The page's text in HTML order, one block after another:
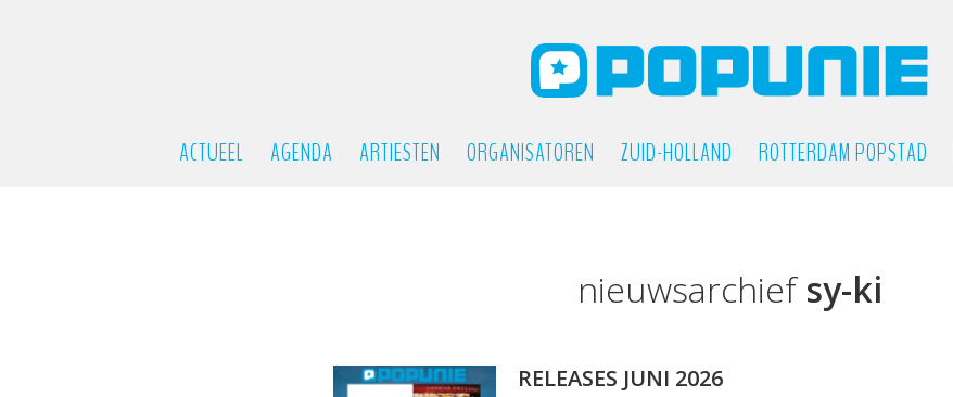
ACTUEEL AGENDA ARTIESTEN ORGANISATOREN ZUID-HOLLAND ROTTERDAM POPSTAD
nieuwsarchiefsy-ki
RELEASES JUNI 2026